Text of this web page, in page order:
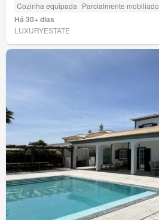
Cozinha equipada Parcialmente mobiliado
Há 30+ dias
LUXURYESTATE